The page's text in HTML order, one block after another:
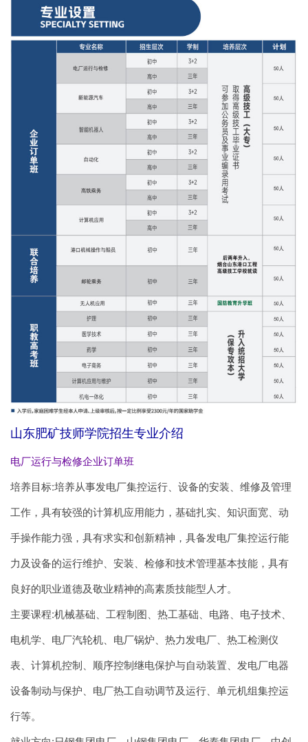
山东肥矿技师学院招生专业介绍
电厂运行与检修企业订单班
培养目标:培养从事发电厂集控运行、设备的安装、维修及管理
工作，具有较强的计算机应用能力，基础扎实、知识面宽、动
手操作能力强，具有求实和创新精神，具备发电厂集控运行能
力及设备的运行维护、安装、检修和技术管理基本技能，具有
良好的职业道德及敬业精神的高素质技能型人才。
主要课程:机械基础、工程制图、热工基础、电路、电子技术、
电机学、电厂汽轮机、电厂锅炉、热力发电厂、热工检测仪
表、计算机控制、顺序控制继电保护与自动装置、发电厂电器
设备制动与保护、电厂热工自动调节及运行、单元机组集控运
行等。